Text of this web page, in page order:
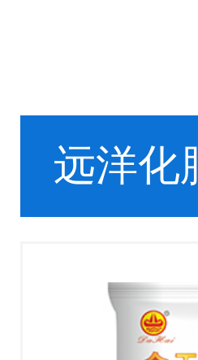
远洋化